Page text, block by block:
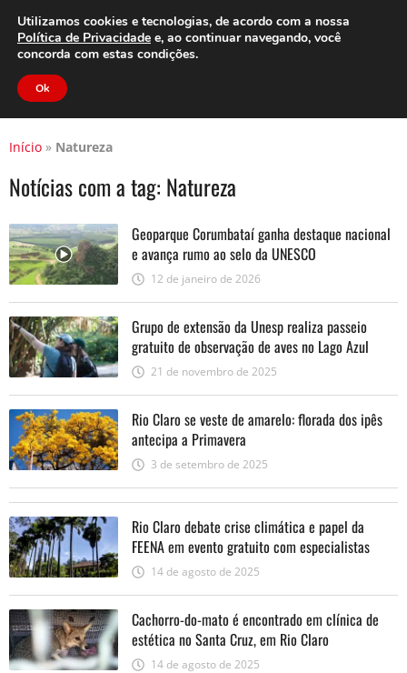
Clube do Assinante Área do Assinante
Início » Natureza
Notícias com a tag: Natureza
Geoparque Corumbataí ganha destaque nacional
e avança rumo ao selo da UNESCO
12 de janeiro de 2026
Grupo de extensão da Unesp realiza passeio
gratuito de observação de aves no Lago Azul
21 de novembro de 2025
Rio Claro se veste de amarelo: florada dos ipês
antecipa a Primavera
3 de setembro de 2025
Rio Claro debate crise climática e papel da
FEENA em evento gratuito com especialistas
nacionais
14 de agosto de 2025
Cachorro-do-mato é encontrado em clínica de
estética no Santa Cruz, em Rio Claro
14 de agosto de 2025
Utilizamos cookies e tecnologias, de acordo com a nossa
Política de Privacidade e, ao continuar navegando, você
concorda com estas condições.
Ok